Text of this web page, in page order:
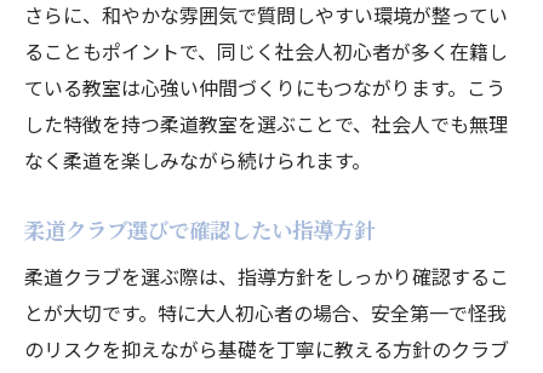
さらに、和やかな雰囲気で質問しやすい環境が整ってい
ることもポイントで、同じく社会人初心者が多く在籍し
ている教室は心強い仲間づくりにもつながります。こう
した特徴を持つ柔道教室を選ぶことで、社会人でも無理
なく柔道を楽しみながら続けられます。
柔道クラブ選びで確認したい指導方針
柔道クラブを選ぶ際は、指導方針をしっかり確認するこ
とが大切です。特に大人初心者の場合、安全第一で怪我
のリスクを抑えながら基礎を丁寧に教える方針のクラブ